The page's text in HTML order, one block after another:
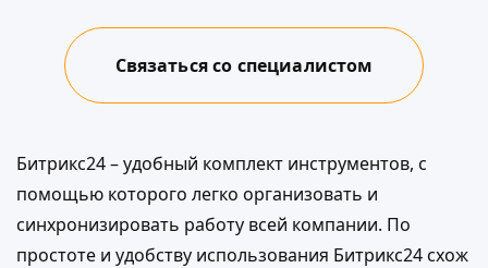
Связаться со специалистом
Битрикс24 – удобный комплект инструментов, с
помощью которого легко организовать и
синхронизировать работу всей компании. По
простоте и удобству использования Битрикс24 схож